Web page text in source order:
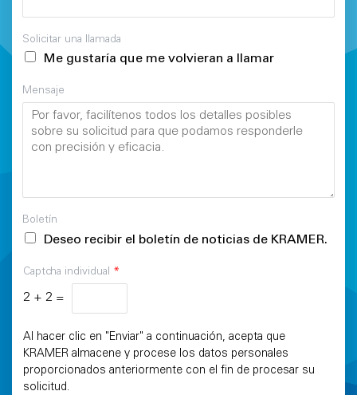
Solicitar una llamada
Me gustaría que me volvieran a llamar
Mensaje
Boletín
Deseo recibir el boletín de noticias de KRAMER.
Captcha individual *
2 + 2 =
Al hacer clic en "Enviar" a continuación, acepta que
KRAMER almacene y procese los datos personales
proporcionados anteriormente con el fin de procesar su
solicitud.